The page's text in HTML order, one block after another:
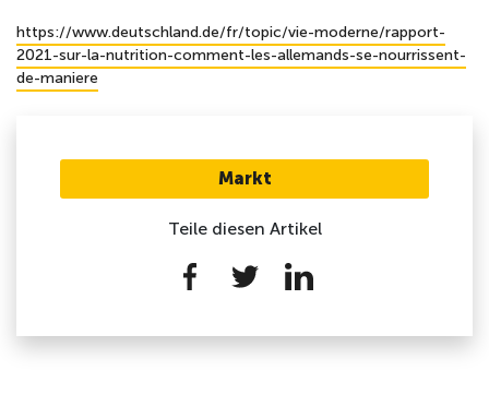
Markt
Teile diesen Artikel
https://www.deutschland.de/fr/topic/vie-moderne/rapport-
2021-sur-la-nutrition-comment-les-allemands-se-nourrissent-
de-maniere